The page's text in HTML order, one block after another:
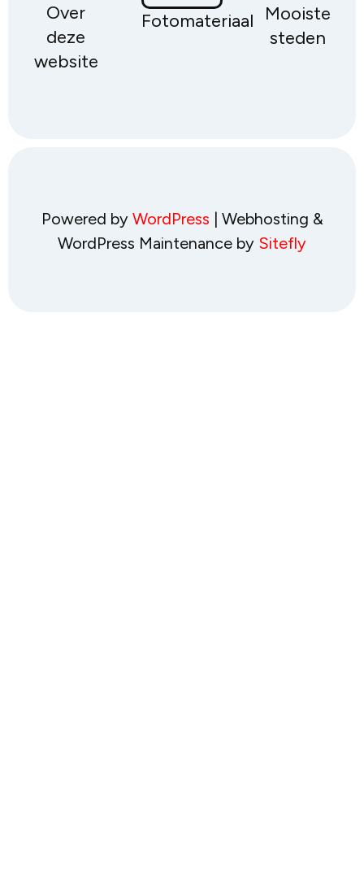
Over
deze
website
Fotomateriaal
Mooiste
steden
Powered by WordPress | Webhosting &
WordPress Maintenance by Sitefly